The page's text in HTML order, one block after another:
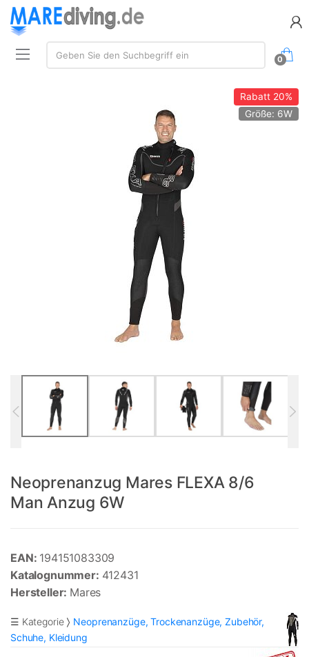
Suche:
Geben Sie den Suchbegriff ein
0
Rabatt20%
Größe: 6W
Neoprenanzug Mares FLEXA 8/6
Man Anzug 6W
EAN: 194151083309
Katalognummer: 412431
Hersteller: Mares
☰ Kategorie
Neoprenanzüge, Trockenanzüge, Zubehör,
Schuhe, Kleidung